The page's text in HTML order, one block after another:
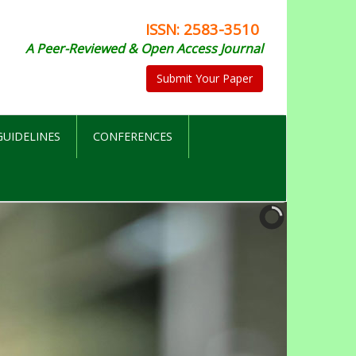
ISSN: 2583-3510
A Peer-Reviewed & Open Access Journal
Submit Your Paper
CONFERENCES